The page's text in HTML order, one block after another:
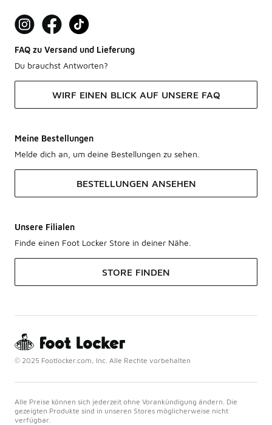
FAQ zu Versand und Lieferung
Du brauchst Antworten?
WIRF EINEN BLICK AUF UNSERE FAQ
Meine Bestellungen
Melde dich an, um deine Bestellungen zu sehen.
BESTELLUNGEN ANSEHEN
Unsere Filialen
Finde einen Foot Locker Store in deiner Nähe.
STORE FINDEN
© 2025 Footlocker.com, Inc. Alle Rechte vorbehalten
Alle Preise können sich jederzeit ohne Vorankündigung ändern. Die
gezeigten Produkte sind in unseren Stores möglicherweise nicht
verfügbar.